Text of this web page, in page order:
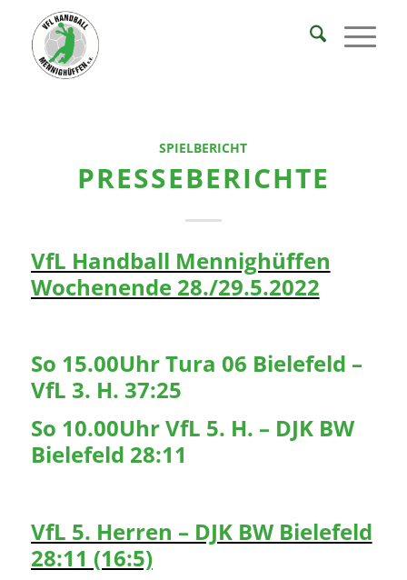
SPIELBERICHT
PRESSEBERICHTE
VfL Handball Mennighüffen
Wochenende 28./29.5.2022
So 15.00Uhr Tura 06 Bielefeld –
VfL 3. H. 37:25
So 10.00Uhr VfL 5. H. – DJK BW
Bielefeld 28:11
VfL 5. Herren – DJK BW Bielefeld
28:11 (16:5)